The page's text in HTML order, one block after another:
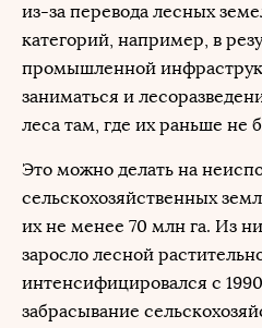
из-за перевода лесных
категорий, например, в
промышленной
заниматься и
леса там, где их раньше не
Это можно делать на
сельскохозяйственных
их не менее 70 млн га. Из
заросло лесной
интенсифицировался с
забрасывание